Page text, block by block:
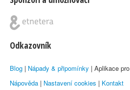
Odkazovník
Blog | Nápady & připomínky | Aplikace pro
Nápověda | Nastavení cookies | Kontakt